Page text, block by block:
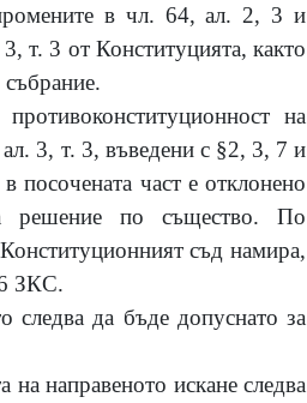
в чл. 64, ал. 2, 3 и
т. 3 от Конституцията, както
на
3, т. 3, въведени с §2, 3, 7 и
част е отклонено
решение по същество. По
съд намира,
6 ЗКС.
следва да бъде допуснато за
направеното искане следва